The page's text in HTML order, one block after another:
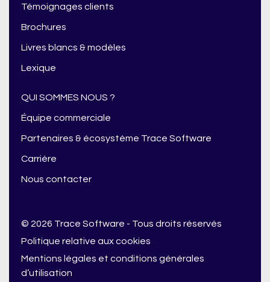
Témoignages clients
Brochures
Livres blancs & modèles
Lexique
QUI SOMMES NOUS ?
Équipe commerciale
Partenaires & écosystème Trace Software
Carrière
Nous contacter
© 2026 Trace Software - Tous droits réservés
Politique relative aux cookies
Mentions légales et conditions générales
d’utilisation